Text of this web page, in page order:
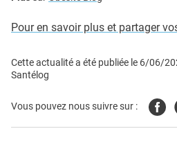
Pour en savoir plus et partager
Cette actualité a été publiée le 6/06/
Santélog
Vous pouvez nous suivre sur :